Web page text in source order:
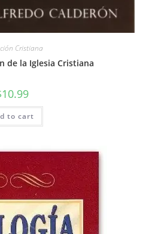
Cristiana
de la Iglesia Cristiana
10.99
to cart